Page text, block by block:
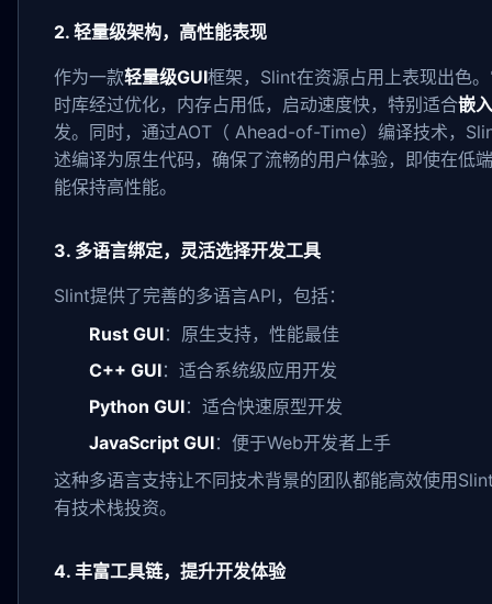
2. 轻量级架构，高性能表现
作为一款轻量级GUI框架，Slint在资源占用上表现出色
时库经过优化，内存占用低，启动速度快，特别适合嵌
发。同时，通过AOT（ Ahead-of-Time）编译技术，
述编译为原生代码，确保了流畅的用户体验，即使在低
能保持高性能。
3. 多语言绑定，灵活选择开发工具
Slint提供了完善的多语言API，包括：
Rust GUI：原生支持，性能最佳
C++ GUI：适合系统级应用开发
Python GUI：适合快速原型开发
JavaScript GUI：便于Web开发者上手
这种多语言支持让不同技术背景的团队都能高效使用
有技术栈投资。
4. 丰富工具链，提升开发体验